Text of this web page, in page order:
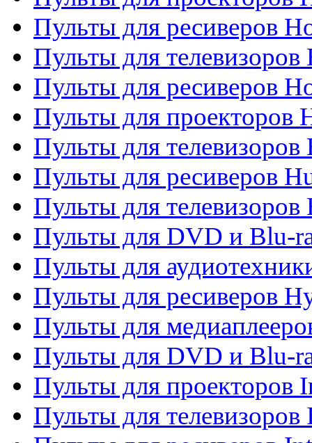
Пульты для ресиверов
Пульты для
Пульты для ресиверов
Пульты для проекторов
Пульты для телевизоров
Пульты для ресиверов
Пульты для
Пульты для DVD и Blu-
Пульты для
Пульты для ресиверов
Пульты для
Пульты для DVD и Blu-
Пульты для проекторов
Пульты для